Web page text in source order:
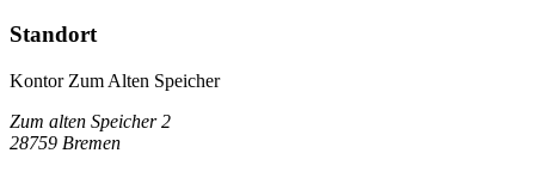
Standort
Kontor Zum Alten Speicher
Zum alten Speicher 2
28759 Bremen